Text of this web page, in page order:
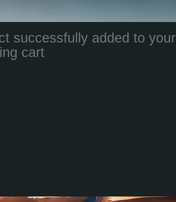
successfully added to your
cart